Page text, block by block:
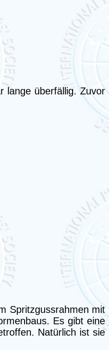
lange überfällig. Zuvor
Spritzgussrahmen mit
Es gibt eine
Natürlich ist sie